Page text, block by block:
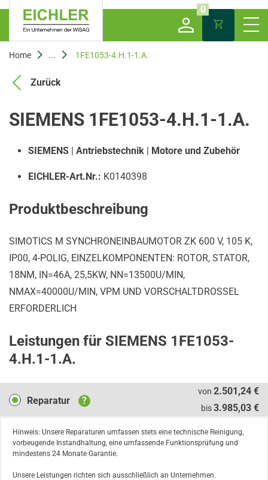
0
Home ... 1FE1053-4.H.1-1.A.
Zurück
SIEMENS 1FE1053-4.H.1-1.A.
SIEMENS | Antriebstechnik | Motore und Zubehör
EICHLER-Art.Nr.: K0140398
Produktbeschreibung
SIMOTICS M SYNCHRONEINBAUMOTOR ZK 600 V, 105 K,
IP00, 4-POLIG, EINZELKOMPONENTEN: ROTOR, STATOR,
18NM, IN=46A, 25,5KW, NN=13500U/MIN,
NMAX=40000U/MIN, VPM UND VORSCHALTDROSSEL
ERFORDERLICH
Leistungen für SIEMENS 1FE1053-
4.H.1-1.A.
Reparatur
Reparatur ?
von 2.501,24 €
bis3.985,03 €
Hinweis: Unsere Reparaturen umfassen stets eine technische Reinigung,
vorbeugende Instandhaltung, eine umfassende Funktionsprüfung und
mindestens 24 Monate Garantie.
Unsere Leistungen richten sich ausschließlich an Unternehmen.